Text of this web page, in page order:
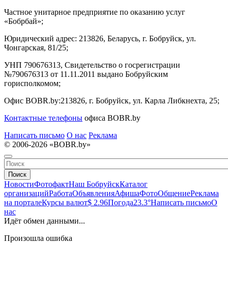
Частное унитарное предприятие по оказанию услуг
«Бобрбай»;
Юридический адрес: 213826, Беларусь, г. Бобруйск, ул.
Чонгарская, 81/25;
УНП 790676313, Свидетельство о госрегистрации
№790676313 от 11.11.2011 выдано Бобруйским
горисполкомом;
Офис BOBR.by:213826, г. Бобруйск, ул. Карла Либкнехта, 25;
Контактные телефоны офиса BOBR.by
Написать письмо О нас Реклама
© 2006-2026 «BOBR.by»
Поиск
НовостиФотофактНаш БобруйскКаталог
организацийРаботаОбъявленияАфишаФотоОбщениеРеклама
на порталеКурсы валют$ 2.96Погода23.3°Написать письмоО
нас
Идёт обмен данными...
Произошла ошибка